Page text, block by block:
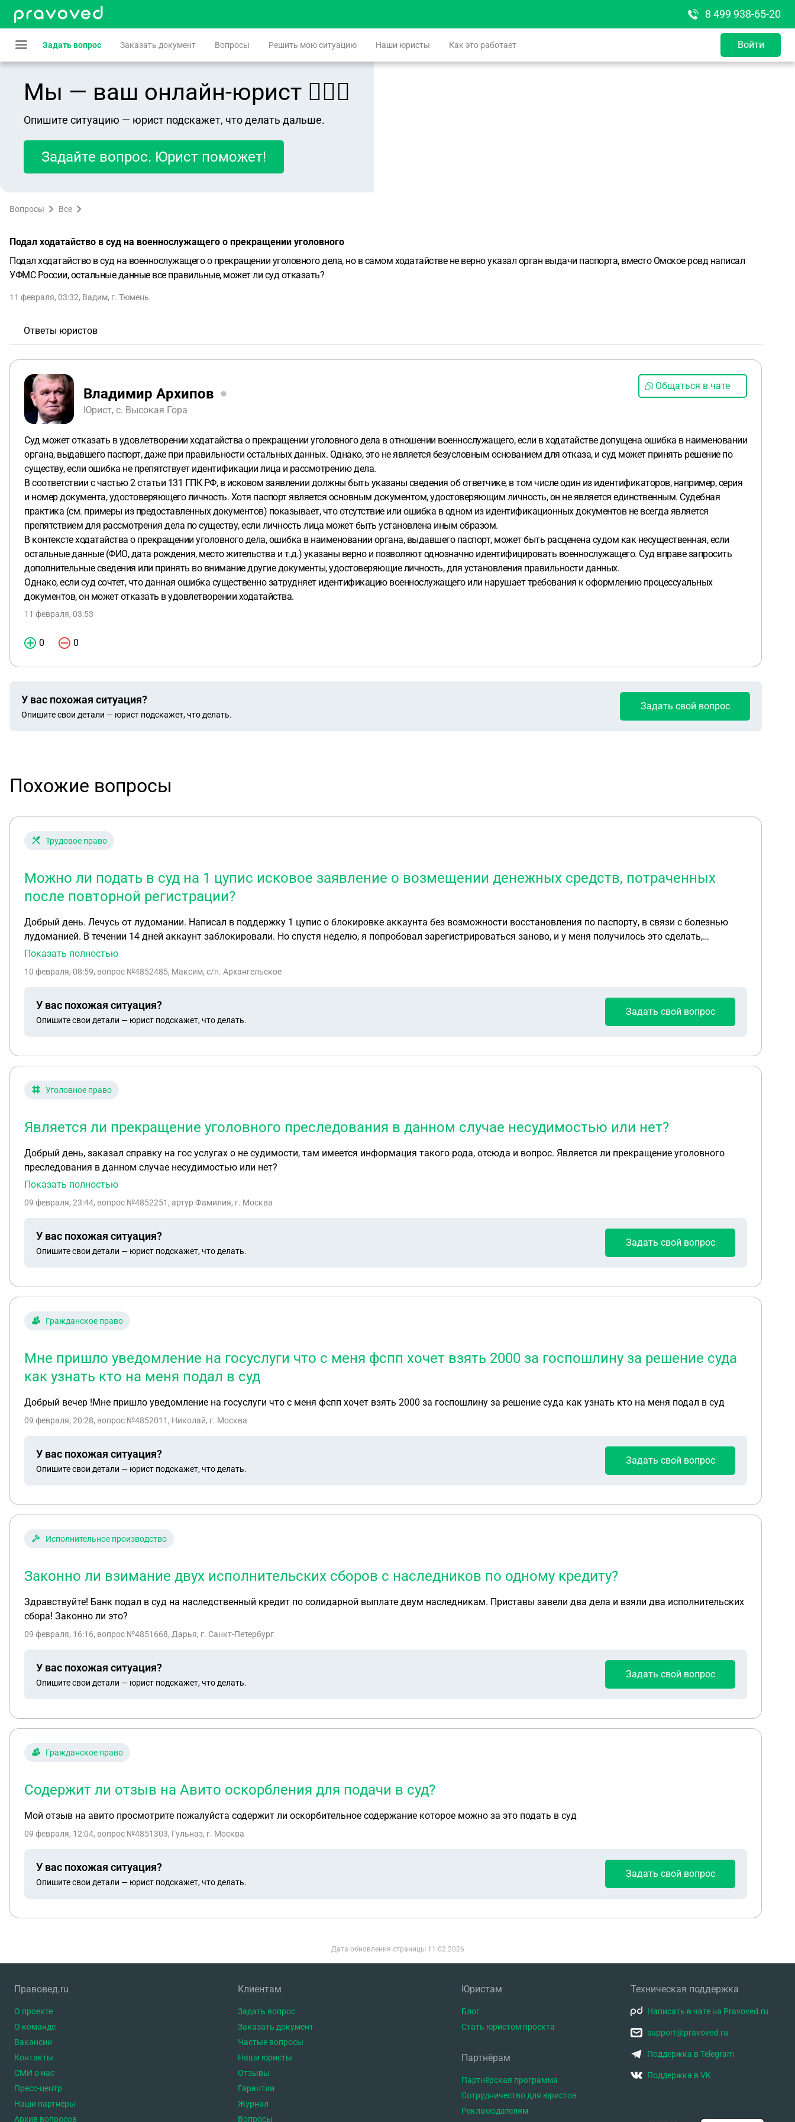
8 499 938-65-20
Задать вопрос Заказать документ Вопросы Решить мою ситуацию Наши юристы Как это работает Войти
Мы — ваш онлайн-юрист 👨🏻‍⚖️
Опишите ситуацию — юрист подскажет, что делать дальше.
Задайте вопрос. Юрист поможет!
Вопросы Все
Подал ходатайство в суд на военнослужащего о прекращении уголовного
Подал ходатайство в суд на военнослужащего о прекращении уголовного дела, но в самом ходатайстве не верно указал орган выдачи паспорта, вместо Омское ровд написал
УФМС России, остальные данные все правильные, может ли суд отказать?
11 февраля, 03:32, Вадим, г. Тюмень
Ответы юристов
Владимир Архипов
Юрист, с. Высокая Гора
Общаться в чате
Суд может отказать в удовлетворении ходатайства о прекращении уголовного дела в отношении военнослужащего, если в ходатайстве допущена ошибка в наименовании
органа, выдавшего паспорт, даже при правильности остальных данных. Однако, это не является безусловным основанием для отказа, и суд может принять решение по
существу, если ошибка не препятствует идентификации лица и рассмотрению дела.
В соответствии с частью 2 статьи 131 ГПК РФ, в исковом заявлении должны быть указаны сведения об ответчике, в том числе один из идентификаторов, например, серия
и номер документа, удостоверяющего личность. Хотя паспорт является основным документом, удостоверяющим личность, он не является единственным. Судебная
практика (см. примеры из предоставленных документов) показывает, что отсутствие или ошибка в одном из идентификационных документов не всегда является
препятствием для рассмотрения дела по существу, если личность лица может быть установлена иным образом.
В контексте ходатайства о прекращении уголовного дела, ошибка в наименовании органа, выдавшего паспорт, может быть расценена судом как несущественная, если
остальные данные (ФИО, дата рождения, место жительства и т.д.) указаны верно и позволяют однозначно идентифицировать военнослужащего. Суд вправе запросить
дополнительные сведения или принять во внимание другие документы, удостоверяющие личность, для установления правильности данных.
Однако, если суд сочтет, что данная ошибка существенно затрудняет идентификацию военнослужащего или нарушает требования к оформлению процессуальных
документов, он может отказать в удовлетворении ходатайства.
11 февраля, 03:53
0 0
У вас похожая ситуация?
Опишите свои детали — юрист подскажет, что делать.
Задать свой вопрос
Похожие вопросы
Трудовое право
Можно ли подать в суд на 1 цупис исковое заявление о возмещении денежных средств, потраченных
после повторной регистрации?
Добрый день. Лечусь от лудомании. Написал в поддержку 1 цупис о блокировке аккаунта без возможности восстановления по паспорту, в связи с болезнью
лудоманией. В течении 14 дней аккаунт заблокировали. Но спустя неделю, я попробовал зарегистрироваться заново, и у меня получилось это сделать,
подтвердив свои данные через госуслуги. Можно ли подать в суд на 1 цупис исковое заявление о возмещении денежных средств, потраченных после повторной
Показать полностью
10 февраля, 08:59, вопрос №4852485, Максим, с/п. Архангельское
У вас похожая ситуация?
Опишите свои детали — юрист подскажет, что делать.
Задать свой вопрос
Уголовное право
Является ли прекращение уголовного преследования в данном случае несудимостью или нет?
Добрый день, заказал справку на гос услугах о не судимости, там имеется информация такого рода, отсюда и вопрос. Является ли прекращение уголовного
преследования в данном случае несудимостью или нет?
Показать полностью
09 февраля, 23:44, вопрос №4852251, артур Фамилия, г. Москва
У вас похожая ситуация?
Опишите свои детали — юрист подскажет, что делать.
Задать свой вопрос
Гражданское право
Мне пришло уведомление на госуслуги что с меня фспп хочет взять 2000 за госпошлину за решение суда
как узнать кто на меня подал в суд
Добрый вечер !Мне пришло уведомление на госуслуги что с меня фспп хочет взять 2000 за госпошлину за решение суда как узнать кто на меня подал в суд
09 февраля, 20:28, вопрос №4852011, Николай, г. Москва
У вас похожая ситуация?
Опишите свои детали — юрист подскажет, что делать.
Задать свой вопрос
Исполнительное производство
Законно ли взимание двух исполнительских сборов с наследников по одному кредиту?
Здравствуйте! Банк подал в суд на наследственный кредит по солидарной выплате двум наследникам. Приставы завели два дела и взяли два исполнительских
сбора! Законно ли это?
09 февраля, 16:16, вопрос №4851668, Дарья, г. Санкт-Петербург
У вас похожая ситуация?
Опишите свои детали — юрист подскажет, что делать.
Задать свой вопрос
Гражданское право
Содержит ли отзыв на Авито оскорбления для подачи в суд?
Мой отзыв на авито просмотрите пожалуйста содержит ли оскорбительное содержание которое можно за это подать в суд
09 февраля, 12:04, вопрос №4851303, Гульназ, г. Москва
У вас похожая ситуация?
Опишите свои детали — юрист подскажет, что делать.
Задать свой вопрос
Дата обновления страницы 11.02.2026
Правовед.ru
О проекте
О команде
Вакансии
Контакты
СМИ о нас
Пресс-центр
Наши партнёры
Архив вопросов
Клиентам
Задать вопрос
Заказать документ
Частые вопросы
Наши юристы
Отзывы
Гарантии
Журнал
Вопросы
Юристам
Блог
Стать юристом проекта
Партнёрам
Партнёрская программа
Сотрудничество для юристов
Рекламодателям
Техническая поддержка
Написать в чате на Pravoved.ru
support@pravoved.ru
Поддержка в Telegram
Поддержка в VK